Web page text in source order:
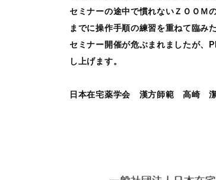
セミナーの途中で慣れないＺＯＯＭ
までに操作手順の練習を重ねて臨み
セミナー開催が危ぶまれましたが、
し上げます。
日本在宅薬学会 漢方師範 高崎